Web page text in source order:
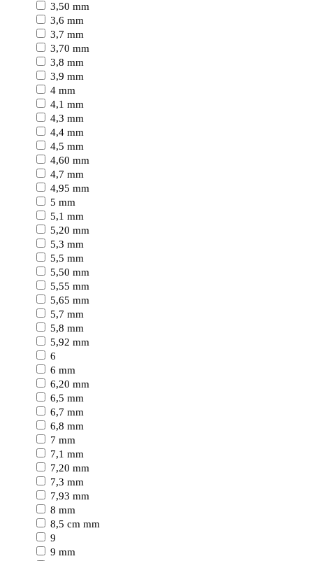
3,50 mm
3,6 mm
3,7 mm
3,70 mm
3,8 mm
3,9 mm
4 mm
4,1 mm
4,3 mm
4,4 mm
4,5 mm
4,60 mm
4,7 mm
4,95 mm
5 mm
5,1 mm
5,20 mm
5,3 mm
5,5 mm
5,50 mm
5,55 mm
5,65 mm
5,7 mm
5,8 mm
5,92 mm
6
6 mm
6,20 mm
6,5 mm
6,7 mm
6,8 mm
7 mm
7,1 mm
7,20 mm
7,3 mm
7,93 mm
8 mm
8,5 cm mm
9
9 mm